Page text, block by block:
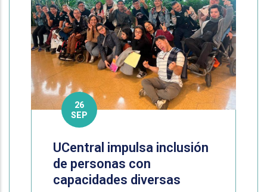
26
SEP
UCentral impulsa inclusión
de personas con
capacidades diversas